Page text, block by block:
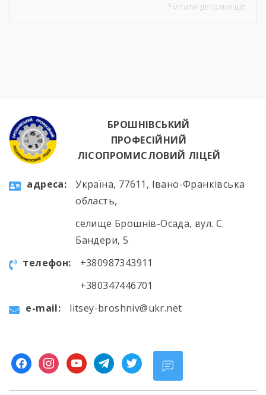
професіями. Це важливий етап професійного
Читати детальніше
БРОШНІВСЬКИЙ
ПРОФЕСІЙНИЙ
ЛІСОПРОМИСЛОВИЙ ЛІЦЕЙ
aдресa:
Україна, 77611, Івано-Франківська
область,
селище Брошнів-Осада, вул. С.
Бандери, 5
телефон:
+380987343911
+380347446701
e-mail:
litsey-broshniv@ukr.net
facebookinstagramyoutubetelegram
twitter